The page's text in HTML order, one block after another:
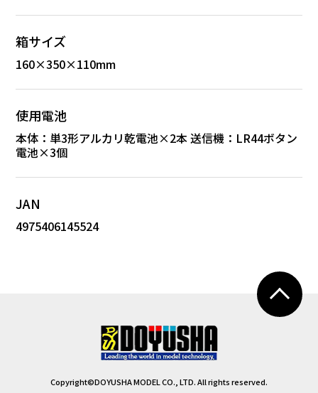
箱サイズ
160×350×110mm
使用電池
本体：単3形アルカリ乾電池×2本 送信機：LR44ボタン
電池×3個
JAN
4975406145524
Copyright©DOYUSHA MODEL CO., LTD. All rights reserved.